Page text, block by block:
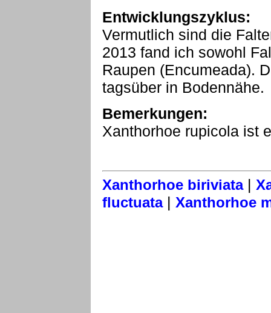
Entwicklungszyklus:
Vermutlich sind die
2013 fand ich sowohl
Raupen (Encumeada).
tagsüber in Bodennähe.
Bemerkungen:
Xanthorhoe rupicola ist
Xanthorhoe biriviata|
fluctuata| Xanthorhoe